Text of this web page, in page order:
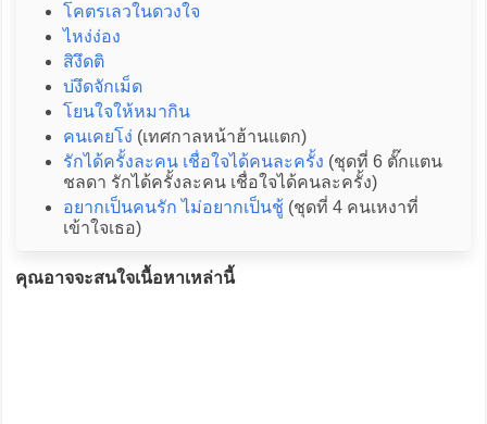
โคตรเลวในดวงใจ
ไหง่ง่อง
สิงึดติ
บ่งึดจักเม็ด
โยนใจให้หมากิน
คนเคยโง่ (เทศกาลหน้าฮ้านแตก)
รักได้ครั้งละคน เชื่อใจได้คนละครั้ง (ชุดที่ 6 ตั๊กแตน
ชลดา รักได้ครั้งละคน เชื่อใจได้คนละครั้ง)
อยากเป็นคนรัก ไม่อยากเป็นชู้ (ชุดที่ 4 คนเหงาที่
เข้าใจเธอ)
คุณอาจจะสนใจเนื้อหาเหล่านี้